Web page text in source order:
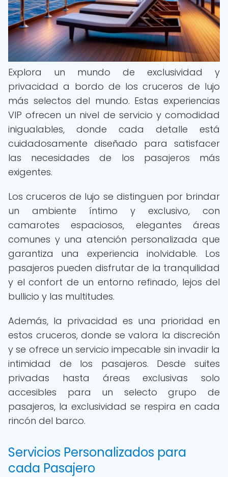
Explora un mundo de exclusividad y
privacidad a bordo de los cruceros de lujo
más selectos del mundo. Estas experiencias
VIP ofrecen un nivel de servicio y comodidad
inigualables, donde cada detalle está
cuidadosamente diseñado para satisfacer
las necesidades de los pasajeros más
exigentes.
Los cruceros de lujo se distinguen por brindar
un ambiente íntimo y exclusivo, con
camarotes espaciosos, elegantes áreas
comunes y una atención personalizada que
garantiza una experiencia inolvidable. Los
pasajeros pueden disfrutar de la tranquilidad
y el confort de un entorno refinado, lejos del
bullicio y las multitudes.
Además, la privacidad es una prioridad en
estos cruceros, donde se valora la discreción
y se ofrece un servicio impecable sin invadir la
intimidad de los pasajeros. Desde suites
privadas hasta áreas exclusivas solo
accesibles para un selecto grupo de
pasajeros, la exclusividad se respira en cada
rincón del barco.
Servicios Personalizados para
cada Pasajero